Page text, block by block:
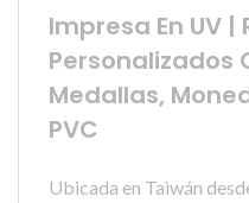
Impresa En UV |
Personalizados
Medallas,
PVC
Ubicada en Taiwán